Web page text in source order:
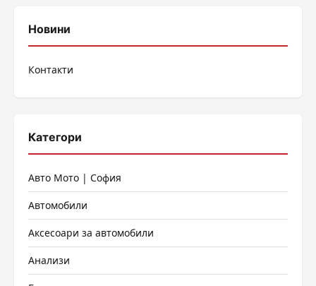
Новини
Контакти
Категори
Авто Мото | София
Автомобили
Аксесоари за автомобили
Анализи